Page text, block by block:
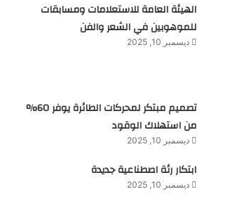
الهيئة العامة للاستعلامات ومسابقات
للموهوبين في الشعر والفن
ديسمبر 10, 2025
تصميم مبتكر لمحركات الطائرة يوفر 60%
من استهلاك الوقود
ديسمبر 10, 2025
ابتكار رئة اصطناعية جديدة
ديسمبر 10, 2025